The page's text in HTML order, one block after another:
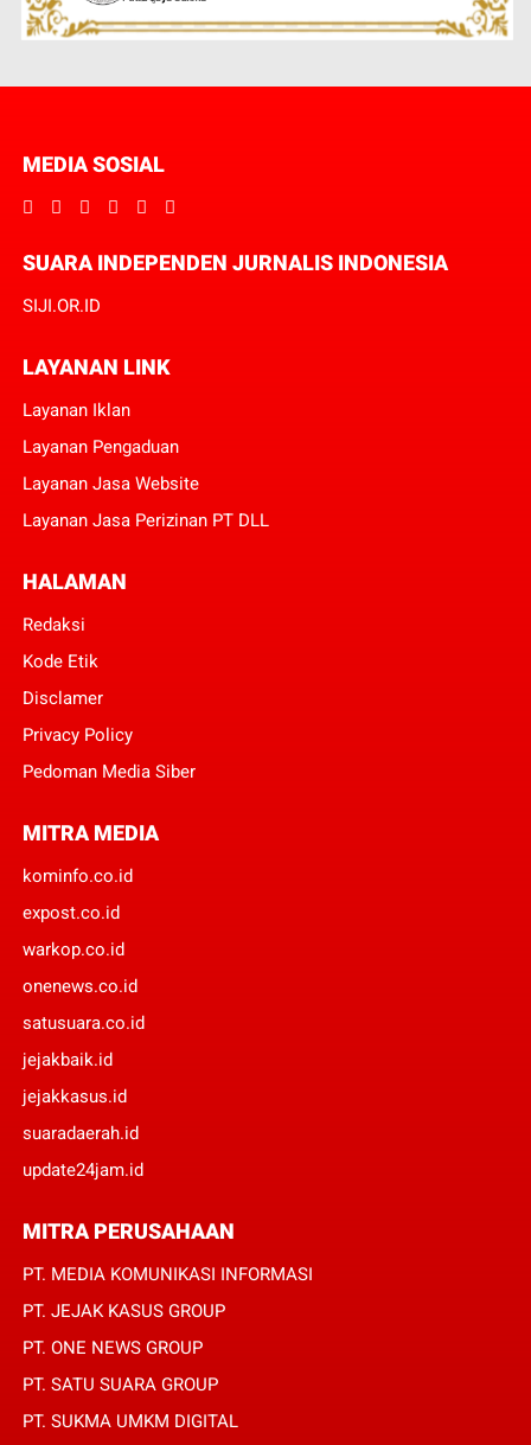
MEDIA SOSIAL
SUARA INDEPENDEN JURNALIS INDONESIA
SIJI.OR.ID
LAYANAN LINK
Layanan Iklan
Layanan Pengaduan
Layanan Jasa Website
Layanan Jasa Perizinan PT DLL
HALAMAN
Redaksi
Kode Etik
Disclamer
Privacy Policy
Pedoman Media Siber
MITRA MEDIA
kominfo.co.id
expost.co.id
warkop.co.id
onenews.co.id
satusuara.co.id
jejakbaik.id
jejakkasus.id
suaradaerah.id
update24jam.id
MITRA PERUSAHAAN
PT. MEDIA KOMUNIKASI INFORMASI
PT. JEJAK KASUS GROUP
PT. ONE NEWS GROUP
PT. SATU SUARA GROUP
PT. SUKMA UMKM DIGITAL